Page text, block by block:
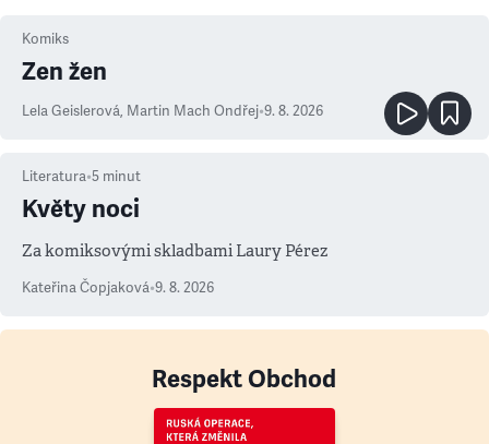
Komiks
Zen žen
Lela Geislerová, Martin Mach Ondřej•9. 8. 2026
Literatura•5 minut
Květy noci
Za komiksovými skladbami Laury Pérez
Kateřina Čopjaková•9. 8. 2026
Respekt Obchod